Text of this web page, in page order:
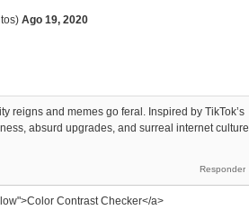
Ago 19, 2020
reigns and memes go feral. Inspired by TikTok’s
absurd upgrades, and surreal internet culture
Contrast Checker</a>